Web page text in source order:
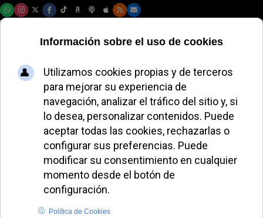
Iannone reivindica
el Vaticano II y pide
la conversión para
renovar la Iglesia
REDACCIÓN IGLESIA HOY